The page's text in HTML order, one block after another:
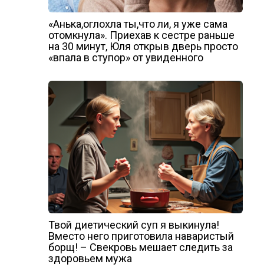
«Анька,оглохла ты,что ли, я уже сама
отомкнула». Приехав к сестре раньше
на 30 минут, Юля открыв дверь просто
«впала в ступор» от увиденного
Твой диетический суп я выкинула!
Вместо него приготовила наваристый
борщ! – Свекровь мешает следить за
здоровьем мужа